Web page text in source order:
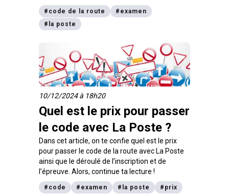
# code de la route # examen
# la poste
10/12/2024 à 18h20
Quel est le prix pour passer
le code avec La Poste ?
Dans cet article, on te confie quel est le prix
pour passer le code de la route avec La Poste
ainsi que le déroulé de l’inscription et de
l’épreuve. Alors, continue ta lecture !
# code # examen # la poste # prix